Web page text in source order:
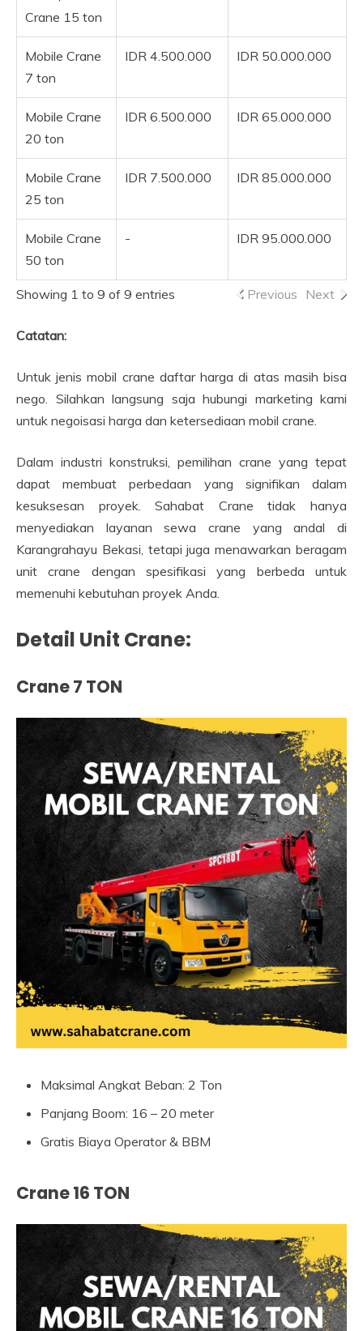
Crane 15 ton
Mobile Crane
7 ton
IDR 4.500.000 IDR 50.000.000
Mobile Crane
20 ton
IDR 6.500.000 IDR 65.000.000
Mobile Crane
25 ton
IDR 7.500.000 IDR 85.000.000
Mobile Crane
50 ton
- IDR 95.000.000
Showing 1 to 9 of 9 entries Previous Next
Catatan:
Untuk jenis mobil crane daftar harga di atas masih bisa
nego. Silahkan langsung saja hubungi marketing kami
untuk negoisasi harga dan ketersediaan mobil crane.
Dalam industri konstruksi, pemilihan crane yang tepat
dapat membuat perbedaan yang signifikan dalam
kesuksesan proyek. Sahabat Crane tidak hanya
menyediakan layanan sewa crane yang andal di
Karangrahayu Bekasi, tetapi juga menawarkan beragam
unit crane dengan spesifikasi yang berbeda untuk
memenuhi kebutuhan proyek Anda.
Detail Unit Crane:
Crane 7 TON
Maksimal Angkat Beban: 2 Ton
Panjang Boom: 16 – 20 meter
Gratis Biaya Operator & BBM
Crane 16 TON